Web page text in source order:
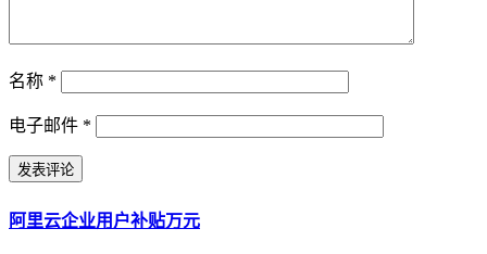
名称 *
电子邮件 *
阿里云企业用户补贴万元